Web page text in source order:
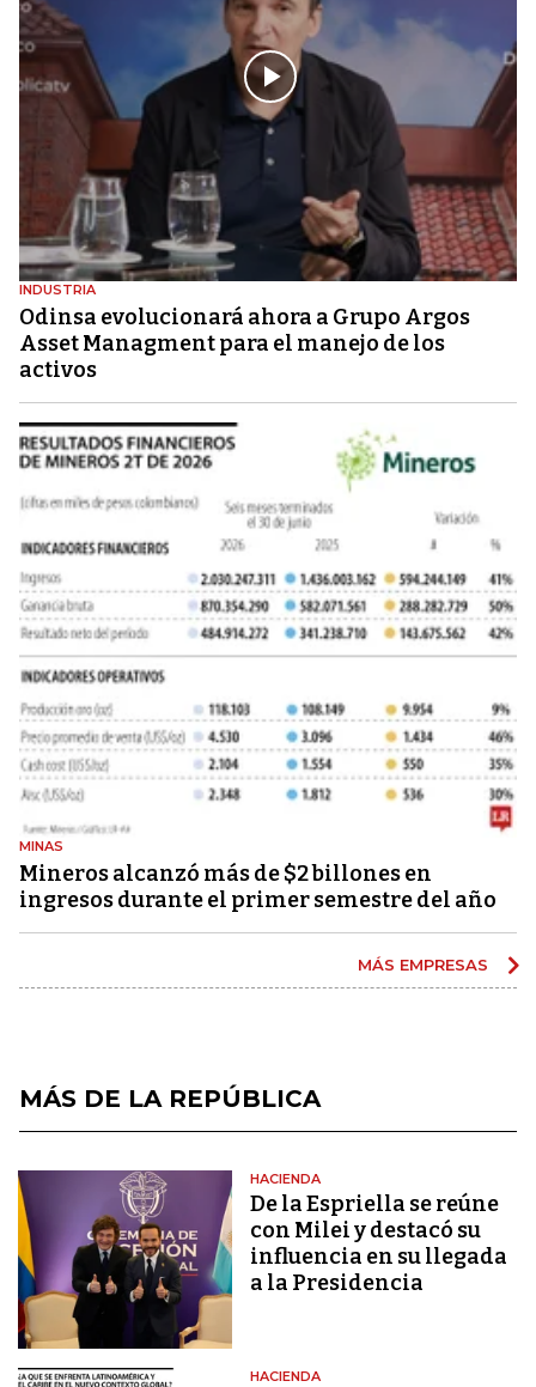
INDUSTRIA
Odinsa evolucionará ahora a Grupo Argos
Asset Managment para el manejo de los
activos
MINAS
Mineros alcanzó más de $2 billones en
ingresos durante el primer semestre del año
MÁS EMPRESAS
MÁS DE LA REPÚBLICA
HACIENDA
De la Espriella se reúne
con Milei y destacó su
influencia en su llegada
a la Presidencia
HACIENDA